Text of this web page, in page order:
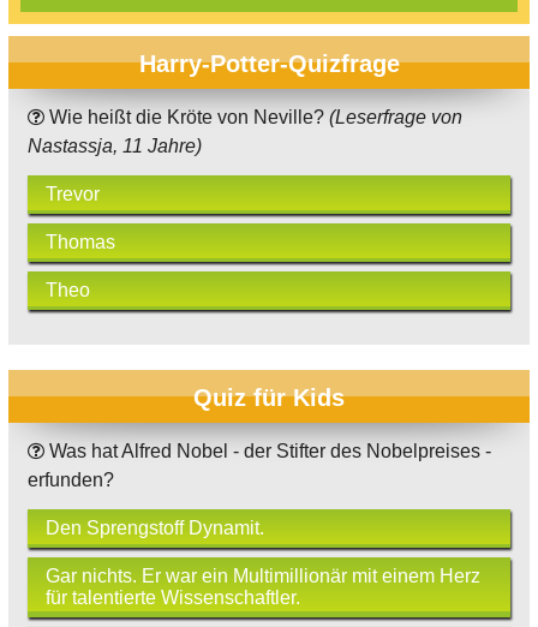
Harry-Potter-Quizfrage
Wie heißt die Kröte von Neville? (Leserfrage von
Nastassja, 11 Jahre)
Trevor
Thomas
Theo
Quiz für Kids
Was hat Alfred Nobel - der Stifter des Nobelpreises -
erfunden?
Den Sprengstoff Dynamit.
Gar nichts. Er war ein Multimillionär mit einem Herz
für talentierte Wissenschaftler.